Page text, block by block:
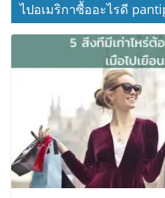
ไปอเมริกาซื้ออะไรดี